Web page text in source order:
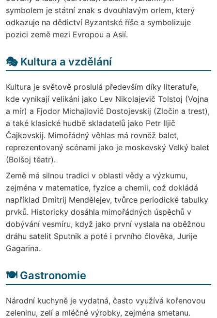
symbolem je státní znak s dvouhlavým orlem, který
odkazuje na dědictví Byzantské říše a symbolizuje
pozici země mezi Evropou a Asií.
🎭 Kultura a vzdělání
Kultura je světově proslulá především díky literatuře,
kde vynikají velikáni jako Lev Nikolajevič Tolstoj (Vojna
a mír) a Fjodor Michajlovič Dostojevskij (Zločin a trest),
a také klasické hudbě skladatelů jako Petr Iljič
Čajkovskij. Mimořádný věhlas má rovněž balet,
reprezentovaný scénami jako je moskevský Velký balet
(Bolšoj těatr).
Země má silnou tradici v oblasti vědy a výzkumu,
zejména v matematice, fyzice a chemii, což dokládá
například Dmitrij Mendělejev, tvůrce periodické tabulky
prvků. Historicky dosáhla mimořádných úspěchů v
dobývání vesmíru, když jako první vyslala na oběžnou
dráhu satelit Sputnik a poté i prvního člověka, Jurije
Gagarina.
🍽️ Gastronomie
Národní kuchyně je vydatná, často využívá kořenovou
zeleninu, zelí a mléčné výrobky, zejména smetanu.